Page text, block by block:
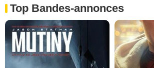
Top Bandes-annonces